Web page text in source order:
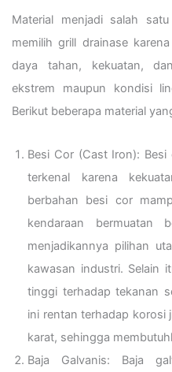
Material menjadi salah
memilih grill drainase
daya tahan, kekuatan,
ekstrem maupun kondisi
Berikut beberapa material
Besi Cor (Cast Iron):
terkenal karena
berbahan besi cor
kendaraan
menjadikannya pilihan
kawasan industri. Selain
tinggi terhadap tekanan
ini rentan terhadap korosi
karat, sehingga
Baja Galvanis: Baja